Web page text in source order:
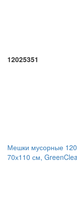
12025351
Мешки мусорные
70х110 см,